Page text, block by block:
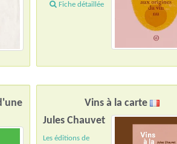
Fiche détaillée
Vins à la carte
Jules Chauvet
Les éditions de